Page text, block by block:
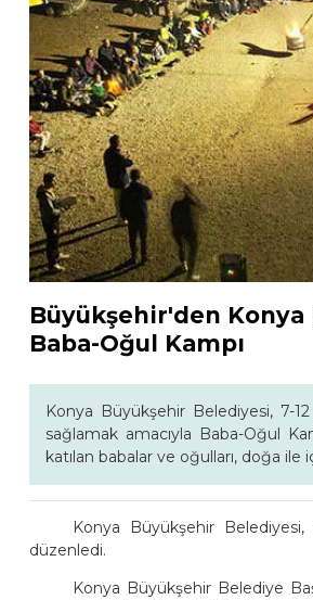
Büyükşehir'den
Baba-Oğul Kampı
Konya Büyükşehir Belediyesi, 7-
sağlamak amacıyla Baba-Oğul
katılan babalar ve oğulları, doğa
Konya Büyükşehir Belediyesi,
düzenledi.
Konya Büyükşehir Belediye